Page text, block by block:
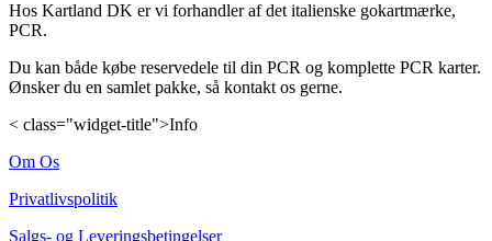
Hos Kartland DK er vi forhandler af det italienske gokartmærke,
PCR.
Du kan både købe reservedele til din PCR og komplette PCR karter.
Ønsker du en samlet pakke, så kontakt os gerne.
< class="widget-title">Info
Om Os
Privatlivspolitik
Salgs- og Leveringsbetingelser